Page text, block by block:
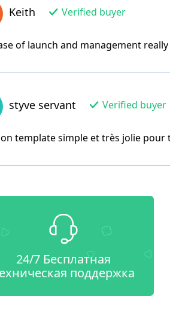
Keith Verified buyer
of launch and management
styve servant Verified buyer
template simple et très jolie
24/7 Бесплатная
поддержка